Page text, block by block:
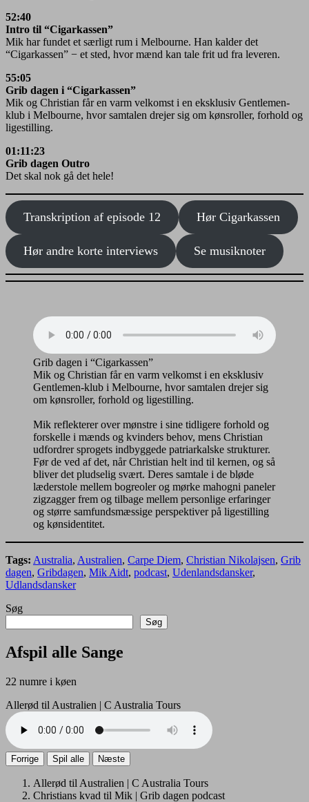
52:40
Intro til “Cigarkassen”
Mik har fundet et særligt rum i Melbourne. Han kalder det
“Cigarkassen” − et sted, hvor mænd kan tale frit ud fra leveren.
55:05
Grib dagen i “Cigarkassen”
Mik og Christian får en varm velkomst i en eksklusiv Gentlemen-
klub i Melbourne, hvor samtalen drejer sig om kønsroller, forhold og
ligestilling.
01:11:23
Grib dagen Outro
Det skal nok gå det hele!
Transkription af episode 12 Hør Cigarkassen
Hør andre korte interviews Se musiknoter
Grib dagen i “Cigarkassen”
Mik og Christian får en varm velkomst i en eksklusiv
Gentlemen-klub i Melbourne, hvor samtalen drejer sig
om kønsroller, forhold og ligestilling.
Mik reflekterer over mønstre i sine tidligere forhold og
forskelle i mænds og kvinders behov, mens Christian
udfordrer sprogets indbyggede patriarkalske strukturer.
Før de ved af det, når Christian helt ind til kernen, og så
bliver det pludselig svært. Deres samtale i de bløde
læderstole mellem bogreoler og mørke mahogni paneler
zigzagger frem og tilbage mellem personlige erfaringer
og større samfundsmæssige perspektiver på ligestilling
og kønsidentitet.
Tags: Australia, Australien, Carpe Diem, Christian Nikolajsen, Grib
dagen, Gribdagen, Mik Aidt, podcast, Udenlandsdansker,
Udlandsdansker
Søg
Søg
Afspil alle Sange
22 numre i køen
Allerød til Australien | C Australia Tours
Forrige Spil alle Næste
Allerød til Australien | C Australia Tours
Christians kvad til Mik | Grib dagen podcast